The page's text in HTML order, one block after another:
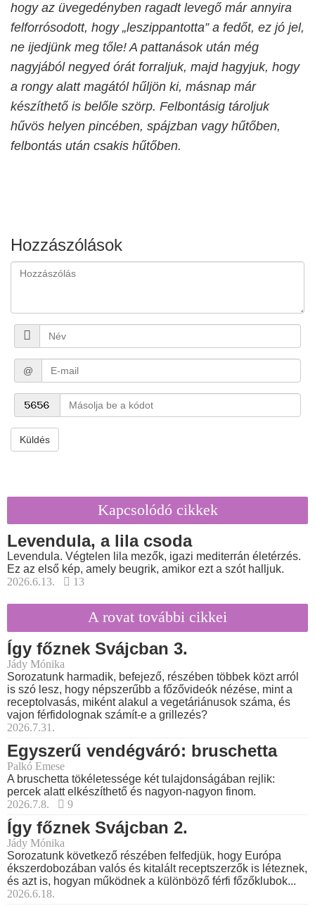
hogy az üvegedényben ragadt levegő már annyira
felforrósodott, hogy „leszippantotta” a fedőt, ez jó jel,
ne ijedjünk meg tőle! A pattanások után még
nagyjából negyed órát forraljuk, majd hagyjuk, hogy
a rongy alatt magától hűljön ki, másnap már
készíthető is belőle szörp. Felbontásig tároljuk
hűvös helyen pincében, spájzban vagy hűtőben,
felbontás után csakis hűtőben.
Hozzászólások
@
Küldés
Kapcsolódó cikkek
Levendula, a lila csoda
Levendula. Végtelen lila mezők, igazi mediterrán életérzés.
Ez az első kép, amely beugrik, amikor ezt a szót halljuk.
2026.6.13.
13
A rovat további cikkei
Így főznek Svájcban 3.
Jády Mónika
Sorozatunk harmadik, befejező, részében többek közt arról
is szó lesz, hogy népszerűbb a főzővideók nézése, mint a
receptolvasás, miként alakul a vegetáriánusok száma, és
vajon férfidolognak számít-e a grillezés?
2026.7.31.
Egyszerű vendégváró: bruschetta
Palkó Emese
A bruschetta tökéletessége két tulajdonságában rejlik:
percek alatt elkészíthető és nagyon-nagyon finom.
2026.7.8.
9
Így főznek Svájcban 2.
Jády Mónika
Sorozatunk következő részében felfedjük, hogy Európa
ékszerdobozában valós és kitalált receptszerzők is léteznek,
és azt is, hogyan működnek a különböző férfi főzőklubok...
2026.6.18.